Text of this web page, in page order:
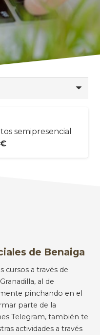
semipresencial
€
de Benaiga
cursos a través de
al de
pinchando en el
parte de la
Telegram, también te
actividades a través